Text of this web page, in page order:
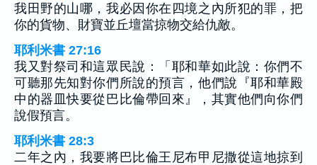
我田野的山哪，我必因你在四境之內所犯的罪，把
你的貨物、財寶並丘壇當掠物交給仇敵。
耶利米書 27:16
我又對祭司和這眾民說：「耶和華如此說：你們不
可聽那先知對你們所說的預言，他們說『耶和華殿
中的器皿快要從巴比倫帶回來』，其實他們向你們
說假預言。
耶利米書 28:3
二年之內，我要將巴比倫王尼布甲尼撒從這地掠到